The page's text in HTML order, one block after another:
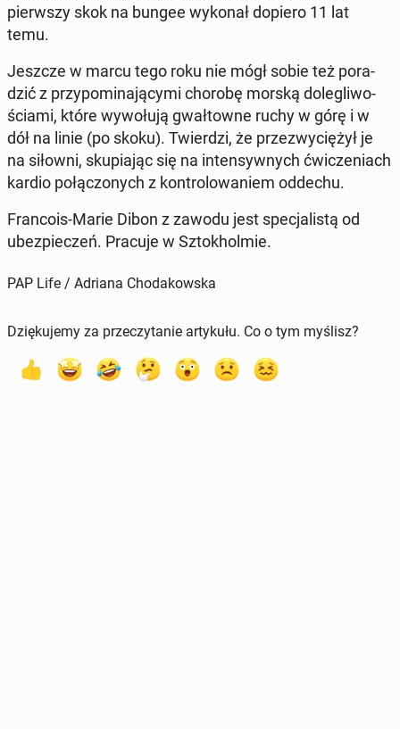
pierw­szy skok na bungee wykonał dopiero 11 lat
temu.
Jeszcze w marcu tego roku nie mógł sobie też po­ra­
dzić z przy­po­mi­na­ją­cy­mi chorobę morską do­le­gli­wo­
ścia­mi, które wy­wo­łu­ją gwał­tow­ne ruchy w górę i w
dół na linie (po skoku). Twier­dzi, że prze­zwy­cię­żył je
na siłowni, sku­pia­jąc się na in­ten­syw­nych ćwi­cze­niach
kardio po­łą­czo­nych z kon­tro­lo­wa­niem oddechu.
Fran­co­is-Marie Dibon z zawodu jest spe­cja­li­stą od
ubez­pie­czeń. Pracuje w Sztok­hol­mie.
PAP Life / Adriana Chodakowska
Dziękujemy za przeczytanie artykułu. Co o tym myślisz?